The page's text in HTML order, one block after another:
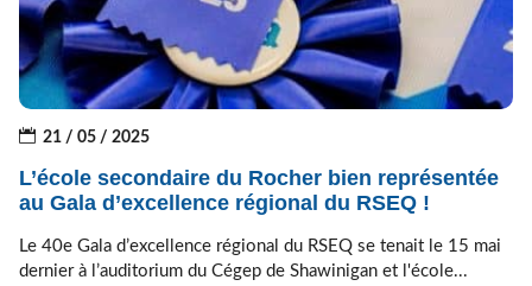
21 / 05 / 2025
L’école secondaire du Rocher bien représentée
au Gala d’excellence régional du RSEQ !
Le 40e Gala d’excellence régional du RSEQ se tenait le 15 mai
dernier à l’auditorium du Cégep de Shawinigan et l'école...